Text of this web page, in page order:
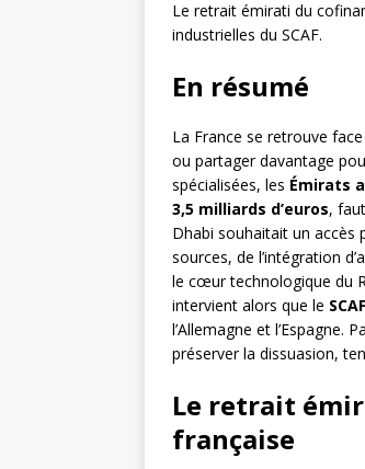
Le retrait émirati du
industrielles du SCAF.
En résumé
La France se retrouve
ou partager davantage
spécialisées, les Émirats
3,5 milliards d’euros,
Dhabi souhaitait un accès
sources, de l’intégration
le cœur technologique du
intervient alors que le SCAF
l’Allemagne et l’Espagne.
préserver la dissuasion,
Le retrait
française